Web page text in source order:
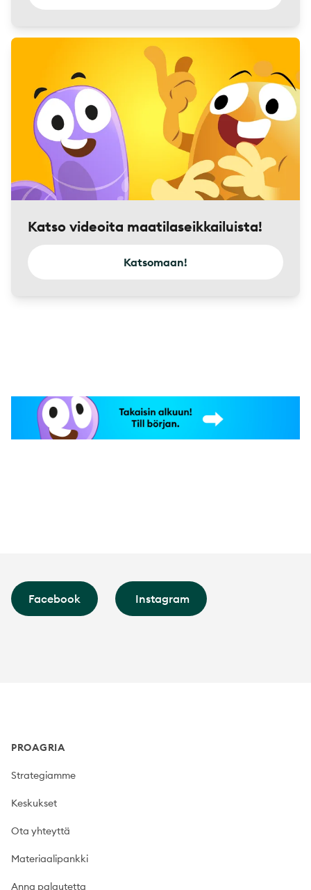
Katso videoita maatilaseikkailuista!
Katsomaan!
Facebook Instagram
PROAGRIA
Strategiamme
Keskukset
Ota yhteyttä
Materiaalipankki
Anna palautetta